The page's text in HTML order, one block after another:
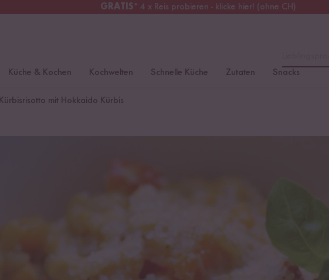
GRATIS* 4 x Reis probieren - klicke hier! (ohne CH)
Alle Zölle & Steuern inklusive
Küche & Kochen Kochwelten Schnelle Küche Zutaten Snacks
Kürbisrisotto mit Hokkaido Kürbis